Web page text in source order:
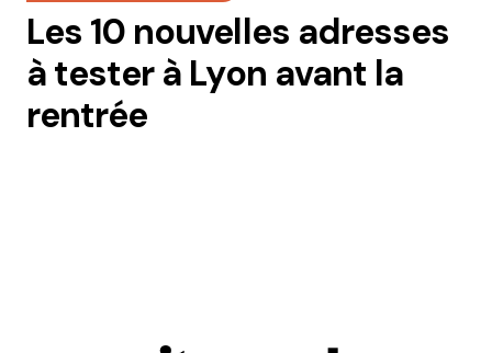
Les 10 nouvelles adresses
à tester à Lyon avant la
rentrée